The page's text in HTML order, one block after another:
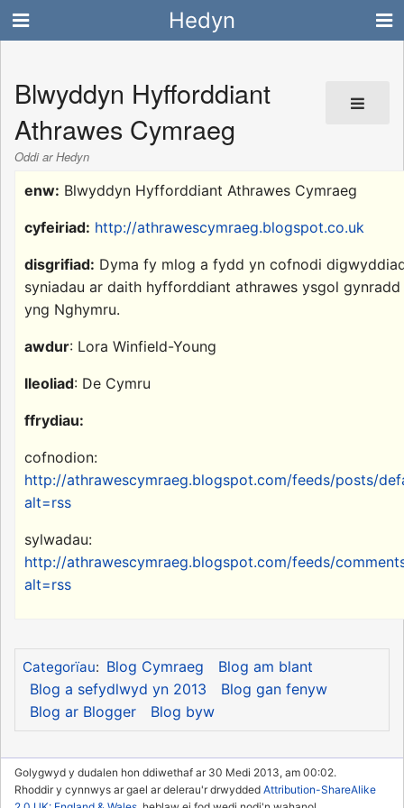
Hedyn
Blwyddyn Hyfforddiant
Athrawes Cymraeg
Oddi ar Hedyn
enw: Blwyddyn Hyfforddiant Athrawes Cymraeg
cyfeiriad: http://athrawescymraeg.blogspot.co.uk
disgrifiad: Dyma fy mlog a fydd yn cofnodi
syniadau ar daith hyfforddiant athrawes ysgol gynradd
yng Nghymru.
awdur: Lora Winfield-Young
lleoliad: De Cymru
ffrydiau:
cofnodion:
http://athrawescymraeg.blogspot.com/feeds/posts/
alt=rss
sylwadau:
http://athrawescymraeg.blogspot.com/feeds/
alt=rss
Categorïau: Blog Cymraeg
Blog am blant
Blog a sefydlwyd yn 2013
Blog gan fenyw
Blog ar Blogger
Blog byw
Golygwyd y dudalen hon ddiwethaf ar 30 Medi 2013, am 00:02.
Rhoddir y cynnwys ar gael ar delerau'r drwydded Attribution-ShareAlike